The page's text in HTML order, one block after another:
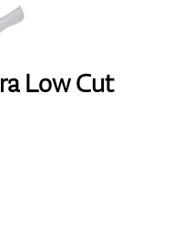
Low Cut